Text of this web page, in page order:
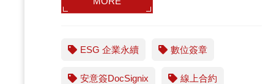
ESG 企業永續 數位簽章
安意簽DocSignix 線上合約